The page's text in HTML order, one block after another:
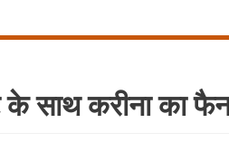
के साथ करीना का